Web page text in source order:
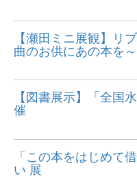
【瀬田ミニ展観】リ
曲のお供にあの本を～
【図書展示】「全国
催
「この本をはじめて
い 展